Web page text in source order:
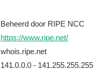
Beheerd door RIPE NCC
https://www.ripe.net/
whois.ripe.net
141.0.0.0 - 141.255.255.255